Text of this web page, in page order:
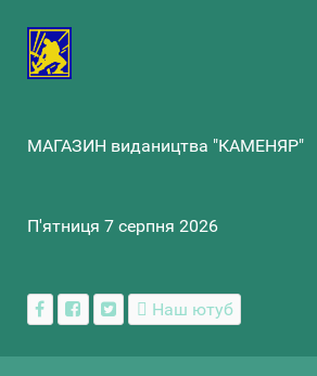
МАГАЗИН видаництва "КАМЕНЯР"
П'ятниця 7 серпня 2026
Наш ютуб